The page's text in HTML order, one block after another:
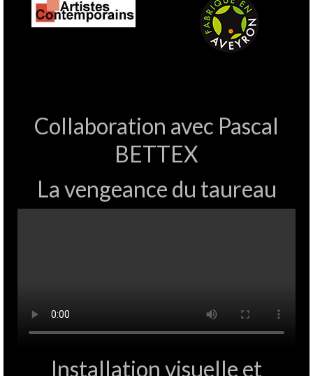
Collaboration avec Pascal
BETTEX
La vengeance du taureau
Installation visuelle et